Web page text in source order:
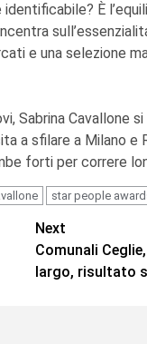
È
e una selezione
Cavallone
a sfilare a Milano e
forti per correre
star people
Next
Comunali
largo, risultato